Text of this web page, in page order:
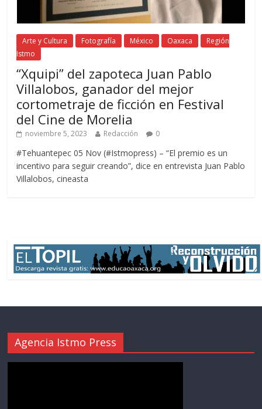
Arte y Cultura Fotografía México Oaxaca
Región
Istmo
“Xquipi” del zapoteca Juan Pablo
Villalobos, ganador del mejor
cortometraje de ficción en Festival
del Cine de Morelia
noviembre 5, 2023 Redacción 0
#Tehuantepec 05 Nov (#Istmopress) – “El premio es un
incentivo para seguir creando”, dice en entrevista Juan Pablo
Villalobos, cineasta
Agencia Istmo Press